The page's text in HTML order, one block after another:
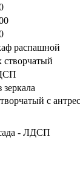
распашной
створчатый
зеркала
с
- ЛДСП